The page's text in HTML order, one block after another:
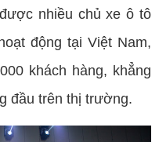
nhiều chủ xe ô tô
động tại Việt Nam,
khách hàng, khẳng
đầu trên thị trường.